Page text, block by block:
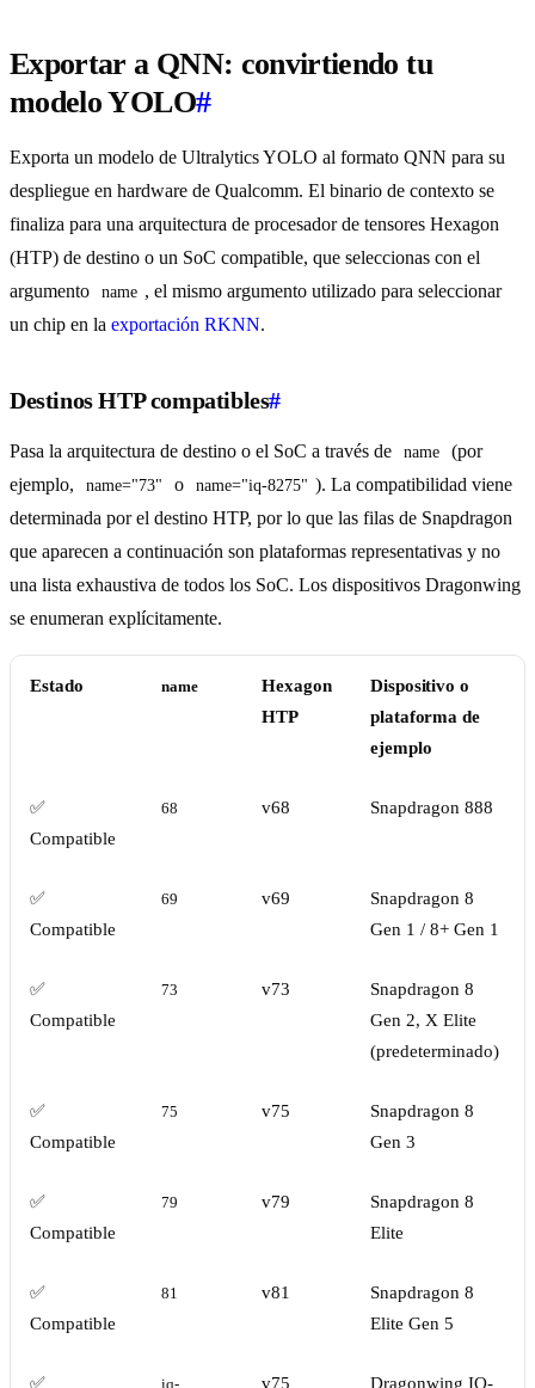
Exportar a QNN: convirtiendo tu
modelo YOLO#
Exporta un modelo de Ultralytics YOLO al formato QNN para su
despliegue en hardware de Qualcomm. El binario de contexto se
finaliza para una arquitectura de procesador de tensores Hexagon
(HTP) de destino o un SoC compatible, que seleccionas con el
argumento
name , el mismo argumento utilizado para seleccionar
un chip en la exportación RKNN.
Destinos HTP compatibles#
Pasa la arquitectura de destino o el SoC a través de name
(por
ejemplo,
name="73" o name="iq-8275" ). La compatibilidad viene
determinada por el destino HTP, por lo que las filas de Snapdragon
que aparecen a continuación son plataformas representativas y no
una lista exhaustiva de todos los SoC. Los dispositivos Dragonwing
se enumeran explícitamente.
Estado name
Hexagon
HTP
Dispositivo o
plataforma de
ejemplo
✅
Compatible
68 v68 Snapdragon 888
✅
Compatible
69 v69
Snapdragon 8
Gen 1 / 8+ Gen 1
✅
Compatible
73 v73
Snapdragon 8
Gen 2, X Elite
(predeterminado)
✅
Compatible
75 v75
Snapdragon 8
Gen 3
✅
Compatible
79 v79
Snapdragon 8
Elite
✅
Compatible
81 v81
Snapdragon 8
Elite Gen 5
✅ v75 Dragonwing IQ-